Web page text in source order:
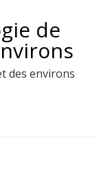
de
des environs